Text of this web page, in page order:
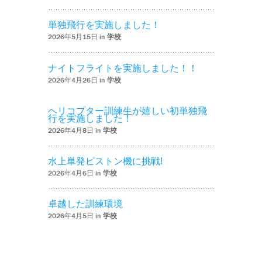
単独飛行を実施しました！
2026年5月15日 in 学校
ナイトフライトを実施しました！！
2026年4月26日 in 学校
ヘリコプター訓練生が嬉しい初単独飛
行を実施しました！
2026年4月8日 in 学校
水上単発ピストン機に挑戦!
2026年4月6日 in 学校
卓越した訓練環境
2026年4月5日 in 学校